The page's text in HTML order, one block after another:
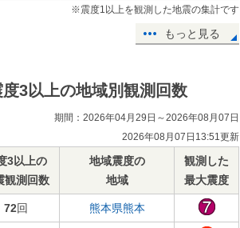
※震度1以上を観測した地震の集計です
もっと見る
度3以上の地域別観測回数
期間：2026年04月29日～2026年08月07日
2026年08月07日13:51更新
3以上の
観測回数
地域震度の
地域
観測した
最大震度
72回 熊本県熊本